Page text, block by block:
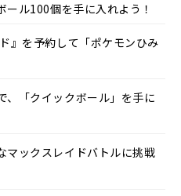
ール100個を手に入れよう！
』を予約して「ポケモンひみ
、「クイックボール」を手に
マックスレイドバトルに挑戦